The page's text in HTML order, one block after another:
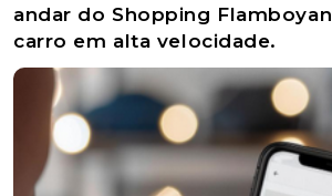
andar do Shopping
carro em alta velocidade.